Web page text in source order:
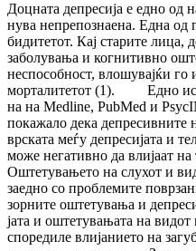
Доцната депресија е едно од
ну­ва непрепознаена. Една од
бидитетот. Кај старите лица,
заболувања и когнитивно
неспособност, влошувајќи
морталитетот (1). Едно
на на Medline, PubMed и
покажало дека
врската меѓу депресијата и
може негативно да влијаат
Ош­те­тувањето на слухот и
заед­но со проблемите
зорните оштетувања и
јата и оштетувањата на
споредиле влијанието на